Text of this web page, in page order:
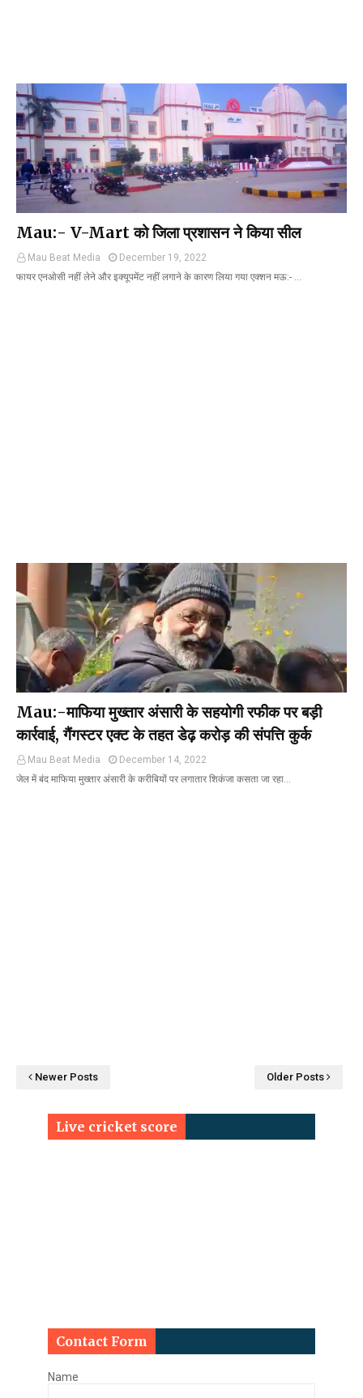
Mau:- V-Mart को जिला प्रशासन ने किया सील
Mau Beat Media
December 19, 2022
फायर एनओसी नहीं लेने और इक्यूपमेंट नहीं लगाने के कारण लिया गया एक्शन मऊ:- …
Mau:-माफिया मुख्तार अंसारी के सहयोगी रफीक पर बड़ी
कार्रवाई, गैंगस्टर एक्ट के तहत डेढ़ करोड़ की संपत्ति कुर्क
Mau Beat Media
December 14, 2022
जेल में बंद माफिया मुख्तार अंसारी के करीबियों पर लगातार शिकंजा कसता जा रहा…
Newer Posts Older Posts
Live cricket score
Contact Form
Name